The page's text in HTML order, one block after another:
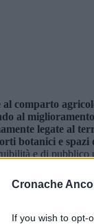
Cronache
If you wish to opt-
comparto
al
legate al
botanici e spazi
e di
al cuore del
e
e alla
per la